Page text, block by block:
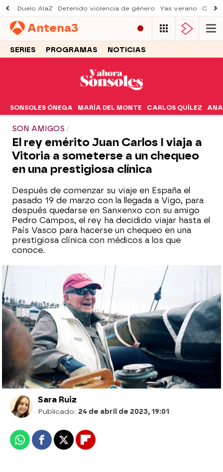
Duelo AlaZ Detenido violencia de género Yas verano
Antena3
SERIES PROGRAMAS NOTICIAS
SONSOLES ÓNEGA MARÍA DEL MONTE CARLOS QUÍLEZ ANA
SON AMIGOS
El rey emérito Juan Carlos I viaja a
Vitoria a someterse a un chequeo
en una prestigiosa clínica
Después de comenzar su viaje en España el
pasado 19 de marzo con la llegada a Vigo, para
después quedarse en Sanxenxo con su amigo
Pedro Campos, el rey ha decidido viajar hasta el
País Vasco para hacerse un chequeo en una
prestigiosa clínica con médicos a los que
conoce.
El rey emérito Juan Carlos I mantiene un
perfil bajo durante el primer día de regatas
en Sanxenxo
Estas son las diferencias entre las 2 visitas
del rey emérito Don Juan Carlos a España
Sara Ruiz
Publicado: 24 de abril de 2023, 19:01
WhatsappFacebook
X Flipboard